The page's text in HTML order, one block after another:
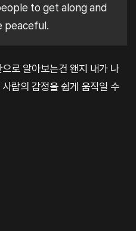
to get along and
peaceful.
로 알아보는건 왠지 내가 나
람의 감정을 쉽게 움직일 수